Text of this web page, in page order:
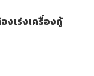
เร่งเครื่องกู้